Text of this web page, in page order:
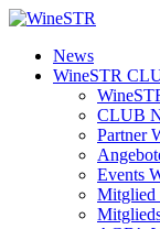
Zum
springen
WineSTR
News
WineSTR
CLUB
Partner
Events
Mitglied